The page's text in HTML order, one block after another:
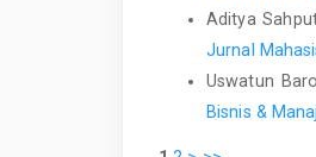
Aditya
Jurnal
Uswatun
Bisnis &